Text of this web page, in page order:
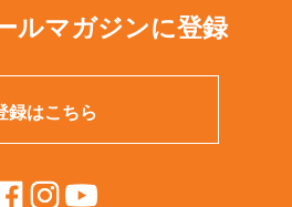
ルマガジンに登録
録はこちら